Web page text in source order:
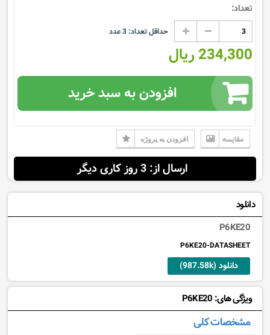
تعداد:
حداقل تعداد: 3عدد
234,300 ریال
افزودن به سبد خرید
مقایسه افزودن به پروژه
ارسال از: 3 روز کاری دیگر
دانلود
P6KE20
P6KE20-DATASHEET
دانلود (987.58k)
ویژگی های: P6KE20
مشخصات کلی